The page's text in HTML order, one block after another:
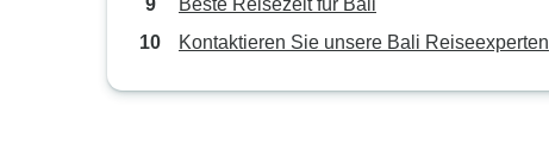
Beste Reisezeit für Bali
Kontaktieren Sie unsere Bali Reiseexperten